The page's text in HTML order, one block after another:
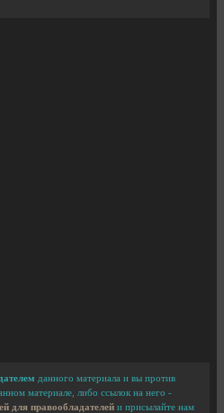
данного материала и вы против
материале, либо ссылок на него -
для правообладателей и присылайте нам